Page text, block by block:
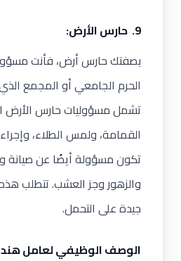
9. حارس الأرض:
بصفتك حارس أرض، فأنت
الحرم الجامعي أو المجمع
تشمل مسؤوليات حارس الأرض
القمامة، ولمس الطلاء،
تكون مسؤولة أيضًا عن صيانة
والزهور وجز العشب. تتطلب
جيدة على التحمل.
الوصف الوظيفي لعامل